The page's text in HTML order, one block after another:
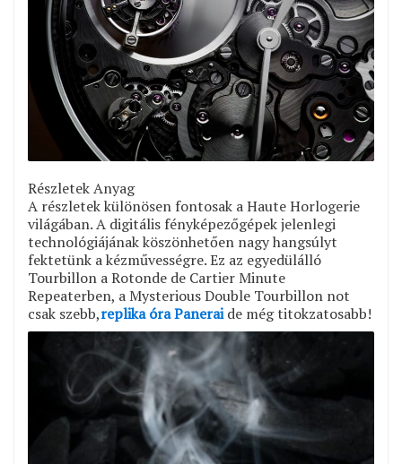
Részletek Anyag
A részletek különösen fontosak a Haute Horlogerie
világában. A digitális fényképezőgépek jelenlegi
technológiájának köszönhetően nagy hangsúlyt
fektetünk a kézművességre. Ez az egyedülálló
Tourbillon a Rotonde de Cartier Minute
Repeaterben, a Mysterious Double Tourbillon not
csak szebb,replika óra Panerai de még titokzatosabb!